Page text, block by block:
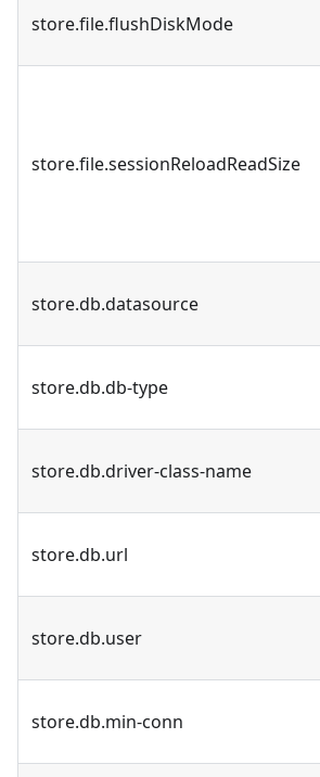
store.file.flushDiskMode
store.file.sessionReloadReadSize
store.db.datasource
store.db.db-type
store.db.driver-class-name
store.db.url
store.db.user
store.db.min-conn